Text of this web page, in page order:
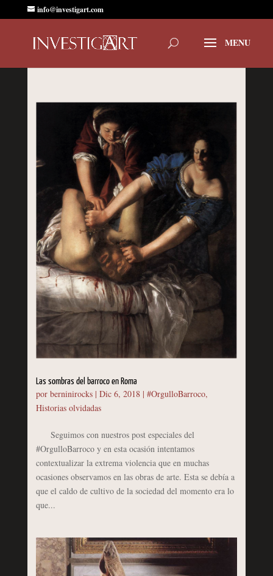
info@investigart.com
Las sombras del barroco en Roma
por berninirocks| Dic 6, 2018| #OrgulloBarroco,
Historias olvidadas
Seguimos con nuestros post especiales del
#OrgulloBarroco y en esta ocasión intentamos
contextualizar la extrema violencia que en muchas
ocasiones observamos en las obras de arte. Esta se debía a
que el caldo de cultivo de la sociedad del momento era lo
que...